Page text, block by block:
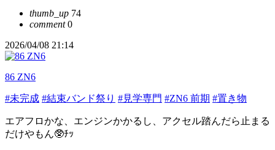
thumb_up 74
comment0
2026/04/08 21:14
86 ZN6
#未完成 #結束バンド祭り #見学専門 #ZN6 前期 #置き物
エアフロかな、エンジンかかるし、アクセル踏んだら止まる
だけやもん🥸ﾁｯ